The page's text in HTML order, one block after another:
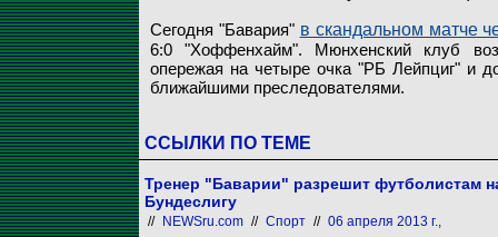
Сегодня "Бавария" в скандальном матче
6:0 "Хоффенхайм". Мюнхенский клуб
опережая на четыре очка "РБ Лейпциг" и
ближайшими преследователями.
ССЫЛКИ ПО ТЕМЕ
Тренер "Баварии" разрешит футболистам
Бундеслигу
// NEWSru.com // Спорт // 06 апреля 2013 г.,